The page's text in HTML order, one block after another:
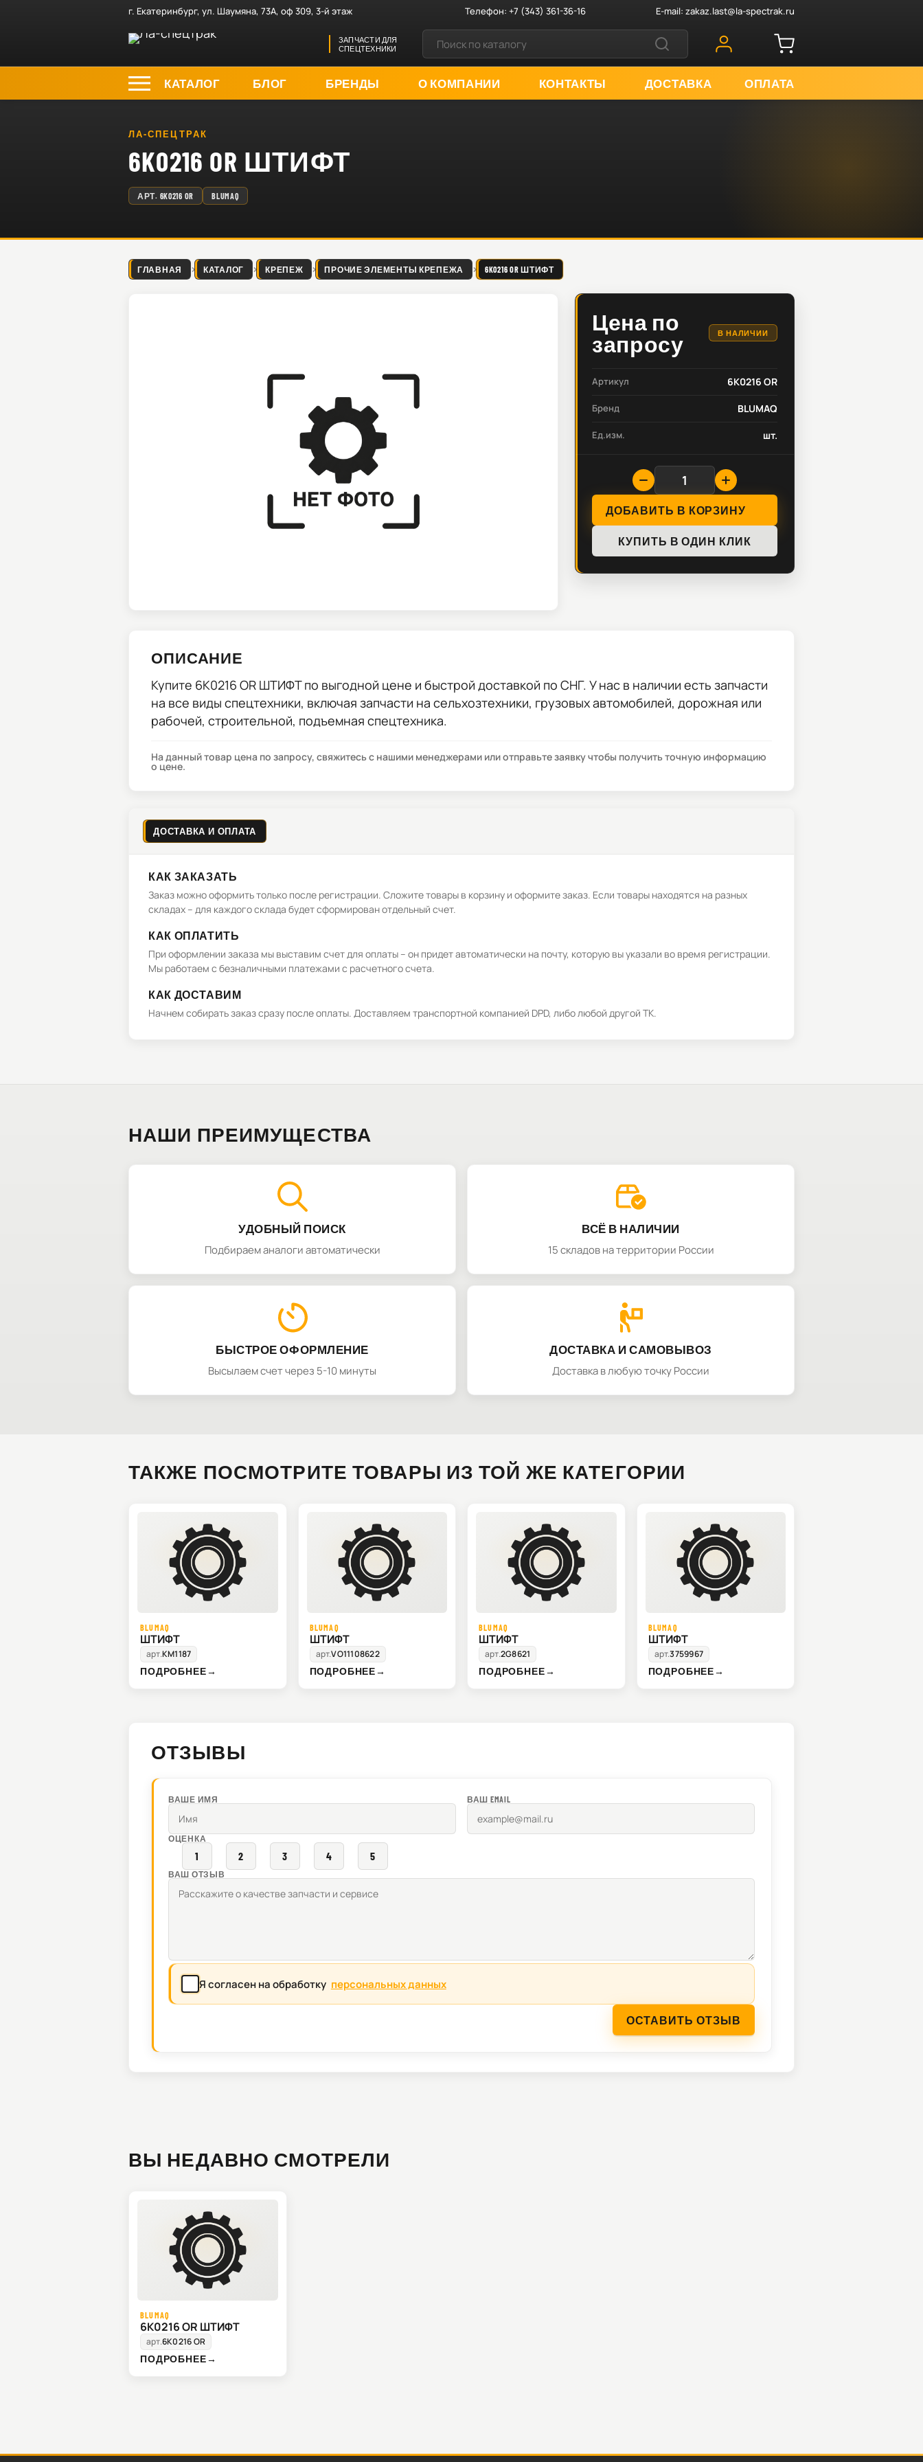
г. Екатеринбург, ул. Шаумяна, 73А, оф 309, 3-й этаж Телефон:+7 (343) 361-36-16 E-mail: zakaz.last@la-spectrak.ru
ЗАПЧАСТИ ДЛЯ
СПЕЦТЕХНИКИ
КАТАЛОГ БЛОГ БРЕНДЫ О КОМПАНИИ КОНТАКТЫ ДОСТАВКА ОПЛАТА
ЛА-СПЕЦТРАК
6K0216 OR ШТИФТ
АРТ. 6K0216 OR BLUMAQ
ГЛАВНАЯ КАТАЛОГ КРЕПЕЖ ПРОЧИЕ ЭЛЕМЕНТЫ КРЕПЕЖА 6K0216 OR ШТИФТ
Цена по
запросу
В НАЛИЧИИ
Артикул 6K0216 OR
Бренд BLUMAQ
Ед.изм. шт.
ДОБАВИТЬ В КОРЗИНУ
КУПИТЬ В ОДИН КЛИК
ОПИСАНИЕ
Купите 6K0216 OR ШТИФТпо выгодной цене и быстрой доставкой по СНГ. У нас в наличии есть запчасти
на все виды спецтехники, включая запчасти на сельхозтехники, грузовых автомобилей, дорожная или
рабочей, строительной, подъемная спецтехника.
На данный товар цена по запросу, свяжитесь с нашими менеджерами или отправьте заявку чтобы получить точную информацию
о цене.
ДОСТАВКА И ОПЛАТА
КАК ЗАКАЗАТЬ
Заказ можно оформить только после регистрации. Сложите товары в корзину и оформите заказ. Если товары находятся на разных
складах – для каждого склада будет сформирован отдельный счет.
КАК ОПЛАТИТЬ
При оформлении заказа мы выставим счет для оплаты – он придет автоматически на почту, которую вы указали во время регистрации.
Мы работаем с безналичными платежами с расчетного счета.
КАК ДОСТАВИМ
Начнем собирать заказ сразу после оплаты. Доставляем транспортной компанией DPD, либо любой другой ТК.
НАШИ ПРЕИМУЩЕСТВА
УДОБНЫЙ ПОИСК
Подбираем аналоги автоматически
ВСЁ В НАЛИЧИИ
15 складов на территории России
БЫСТРОЕ ОФОРМЛЕНИЕ
Высылаем счет через 5-10 минуты
ДОСТАВКА И САМОВЫВОЗ
Доставка в любую точку России
ТАКЖЕ ПОСМОТРИТЕ ТОВАРЫ ИЗ ТОЙ ЖЕ КАТЕГОРИИ
BLUMAQ
ШТИФТ
арт.KM1187
ПОДРОБНЕЕ→
BLUMAQ
ШТИФТ
арт.VO11108622
ПОДРОБНЕЕ→
BLUMAQ
ШТИФТ
арт.2G8621
ПОДРОБНЕЕ→
BLUMAQ
ШТИФТ
арт.3759967
ПОДРОБНЕЕ→
ОТЗЫВЫ
ВАШЕ ИМЯ ВАШ EMAIL
ОЦЕНКА
1 2 3 4 5
ВАШ ОТЗЫВ
Я согласен на обработку персональных данных
ОСТАВИТЬ ОТЗЫВ
ВЫ НЕДАВНО СМОТРЕЛИ
BLUMAQ
6K0216 OR ШТИФТ
арт.6K0216 OR
ПОДРОБНЕЕ→